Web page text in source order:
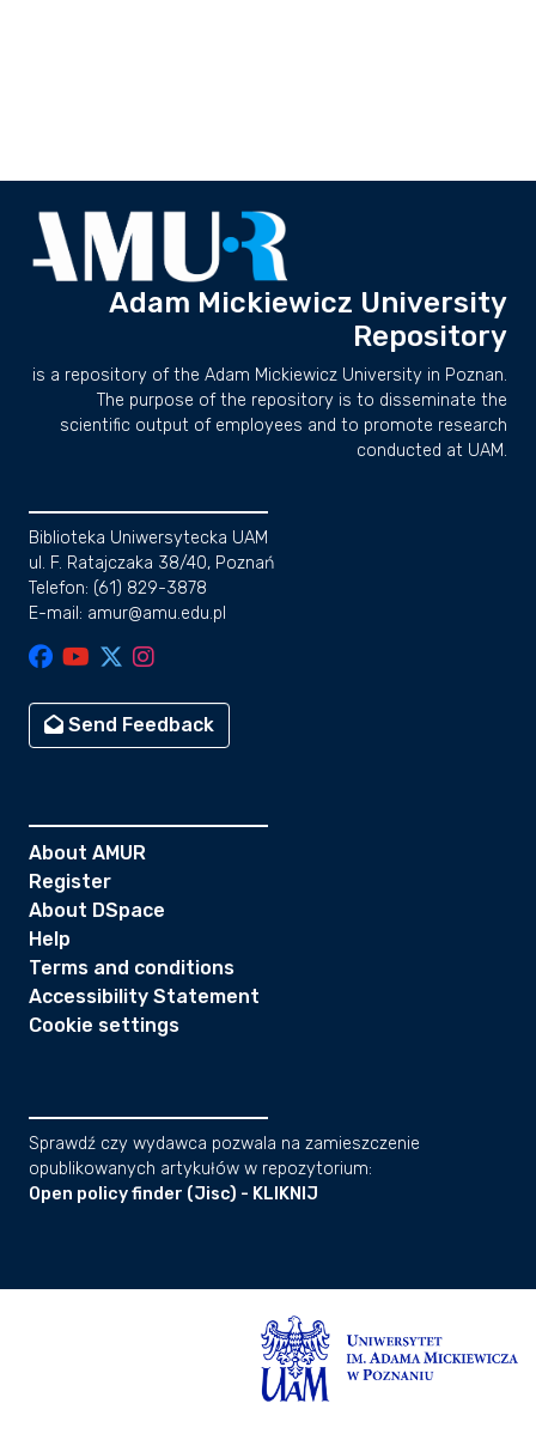
Adam Mickiewicz University
Repository
is a repository of the Adam Mickiewicz University in Poznan.
The purpose of the repository is to disseminate the
scientific output of employees and to promote research
conducted at UAM.
Biblioteka Uniwersytecka UAM
ul. F. Ratajczaka 38/40, Poznań
Telefon: (61) 829-3878
E-mail: amur@amu.edu.pl
Send Feedback
About AMUR
Register
About DSpace
Help
Terms and conditions
Accessibility Statement
Cookie settings
Sprawdź czy wydawca pozwala na zamieszczenie
opublikowanych artykułów w repozytorium:
Open policy finder (Jisc) - KLIKNIJ